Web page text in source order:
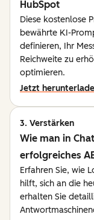
HubSpot
Diese kostenlose
bewährte KI-
definieren, Ihr
Reichweite zu
optimieren.
Jetzt
3. Verstärken
Wie man in
erfolgreiches
Erfahren Sie, wie
hilft, sich an die
erhalten Sie